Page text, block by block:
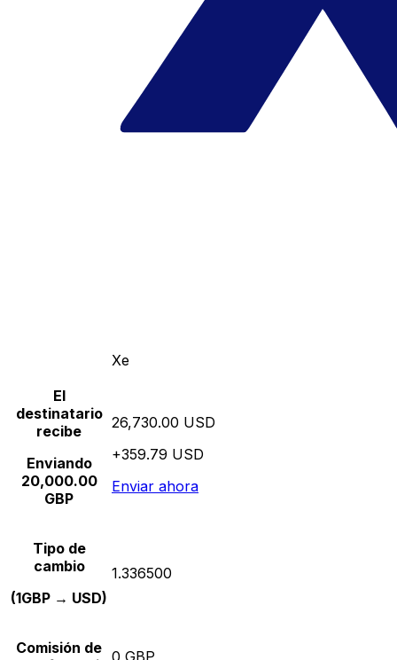
Xe
El
destinatario
recibe
Enviando
20,000.00
GBP
26,730.00 USD
+359.79 USD
Enviar ahora
Tipo de
cambio
(1GBP → USD)
1.336500
Comisión de 0 GBP